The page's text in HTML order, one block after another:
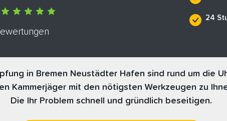
24
in Bremen Neustädter Hafen sind rund um die
Kammerjäger mit den nötigsten Werkzeugen zu
Die Ihr Problem schnell und gründlich beseitigen.